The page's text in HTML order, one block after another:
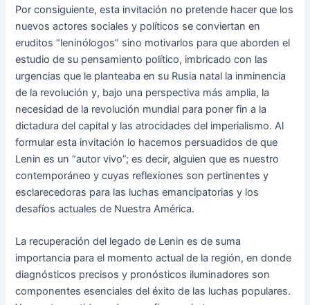
Por consiguiente, esta invitación no pretende hacer que los
nuevos actores sociales y políticos se conviertan en
eruditos “leninólogos” sino motivarlos para que aborden el
estudio de su pensamiento político, imbricado con las
urgencias que le planteaba en su Rusia natal la inminencia
de la revolución y, bajo una perspectiva más amplia, la
necesidad de la revolución mundial para poner fin a la
dictadura del capital y las atrocidades del imperialismo. Al
formular esta invitación lo hacemos persuadidos de que
Lenin es un “autor vivo”; es decir, alguien que es nuestro
contemporáneo y cuyas reflexiones son pertinentes y
esclarecedoras para las luchas emancipatorias y los
desafíos actuales de Nuestra América.
La recuperación del legado de Lenin es de suma
importancia para el momento actual de la región, en donde
diagnósticos precisos y pronósticos iluminadores son
componentes esenciales del éxito de las luchas populares.